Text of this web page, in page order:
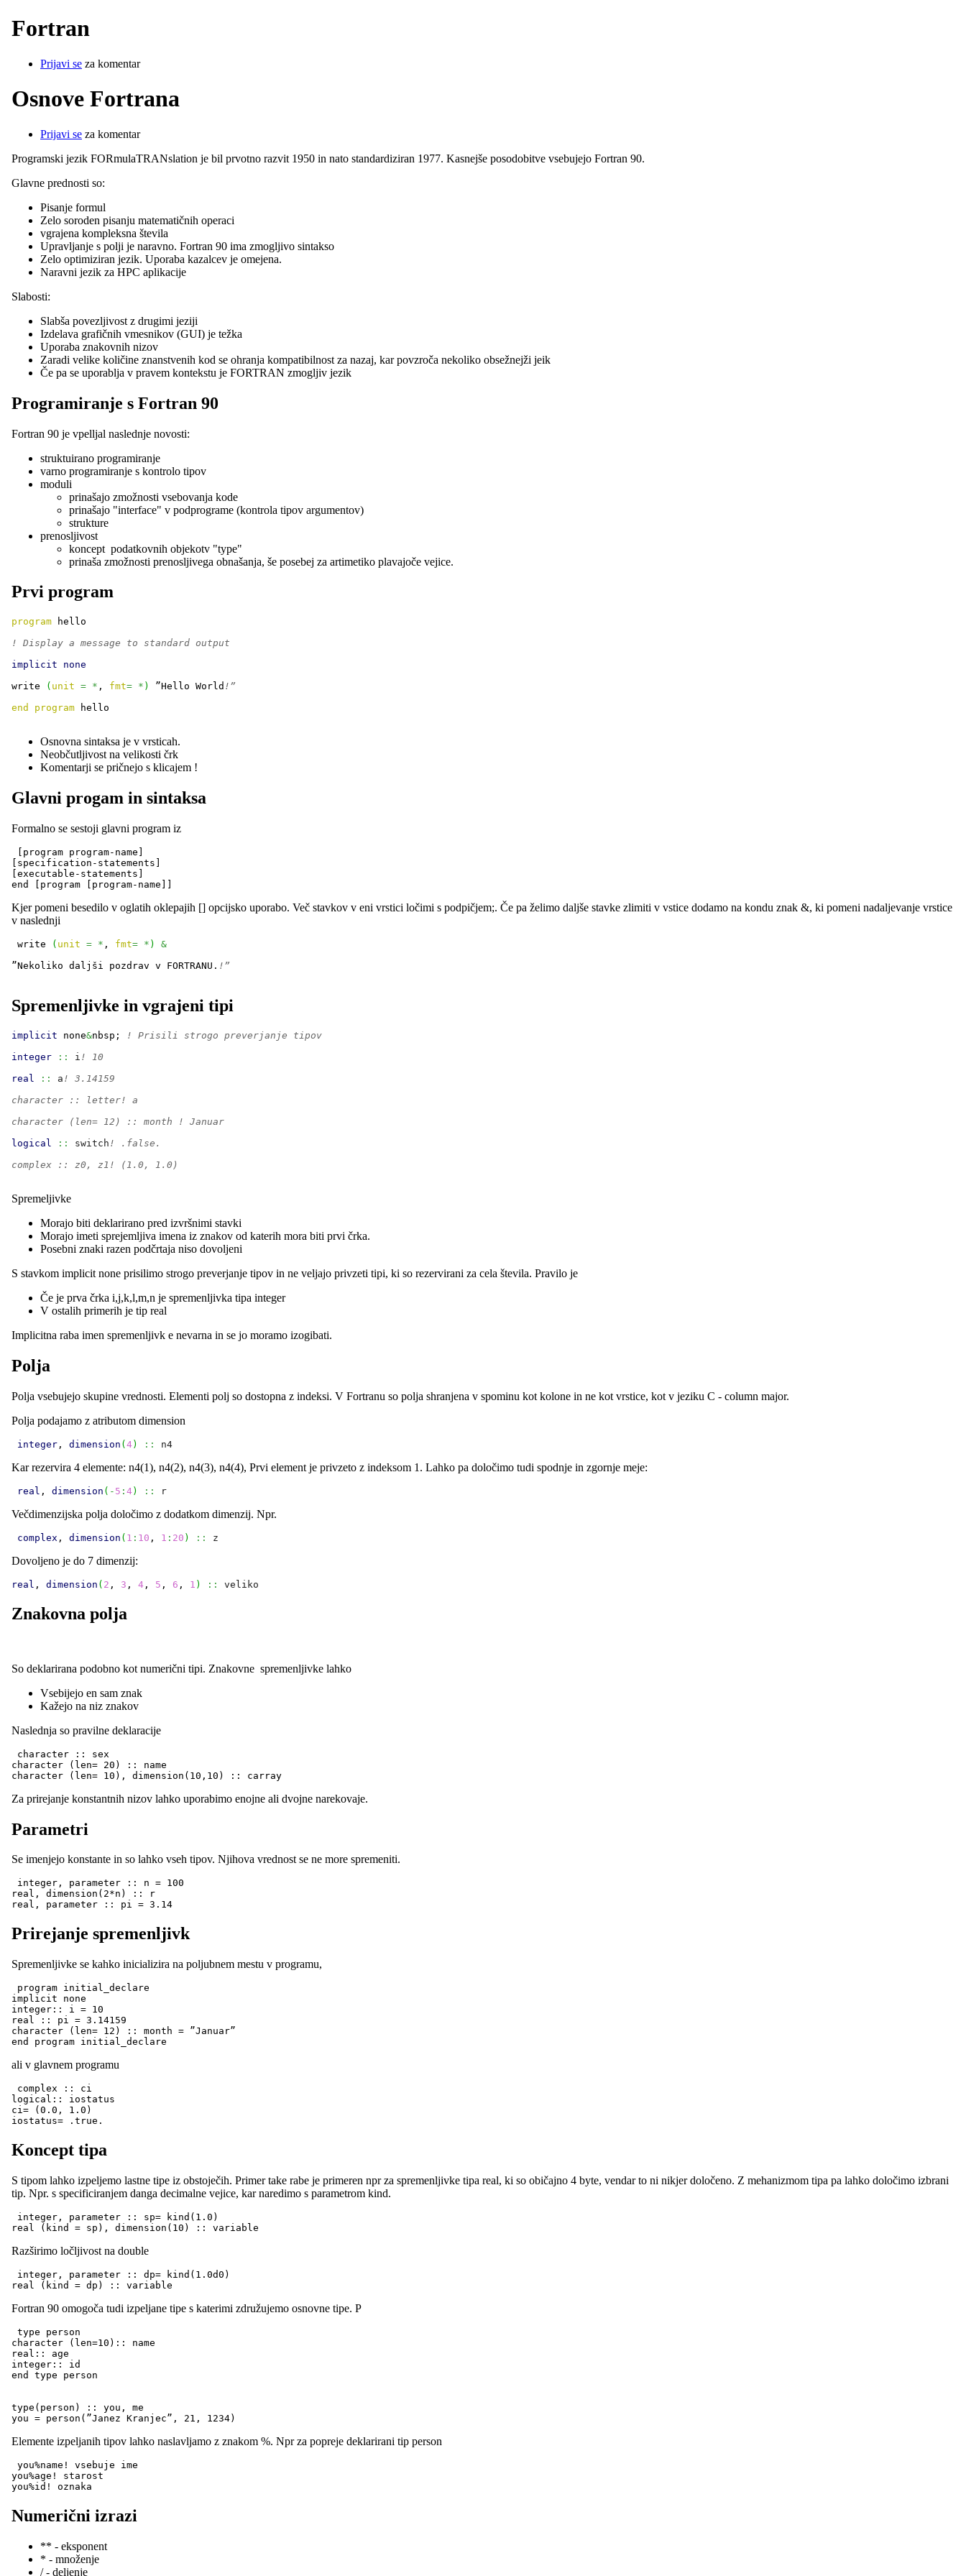
Fortran
Prijavi se za komentar
Osnove Fortrana
Prijavi se za komentar
Programski jezik FORmulaTRANslation je bil prvotno razvit 1950 in nato standardiziran 1977. Kasnejše posodobitve vsebujejo Fortran 90.
Glavne prednosti so:
Pisanje formul
Zelo soroden pisanju matematičnih operaci
vgrajena kompleksna števila
Upravljanje s polji je naravno. Fortran 90 ima zmogljivo sintakso
Zelo optimiziran jezik. Uporaba kazalcev je omejena.
Naravni jezik za HPC aplikacije
Slabosti:
Slabša povezljivost z drugimi jeziji
Izdelava grafičnih vmesnikov (GUI) je težka
Uporaba znakovnih nizov
Zaradi velike količine znanstvenih kod se ohranja kompatibilnost za nazaj, kar povzroča nekoliko obsežnejži jeik
Če pa se uporablja v pravem kontekstu je FORTRAN zmogljiv jezik
Programiranje s Fortran 90
Fortran 90 je vpelljal naslednje novosti:
struktuirano programiranje
varno programiranje s kontrolo tipov
moduli
prinašajo zmožnosti vsebovanja kode
prinašajo "interface" v podprograme (kontrola tipov argumentov)
strukture
prenosljivost
koncept podatkovnih objekotv "type"
prinaša zmožnosti prenosljivega obnašanja, še posebej za artimetiko plavajoče vejice.
Prvi program
program hello
! Display a message to standard output
implicit
none
write
( unit = * , fmt= * ) ”Hello World !”
end
program hello
Osnovna sintaksa je v vrsticah.
Neobčutljivost na velikosti črk
Komentarji se pričnejo s klicajem !
Glavni progam in sintaksa
Formalno se sestoji glavni program iz
[program program-name]
[specification-statements]
[executable-statements]
end [program [program-name]]
Kjer pomeni besedilo v oglatih oklepajih [] opcijsko uporabo. Več stavkov v eni vrstici ločimi s podpičjem;. Če pa želimo daljše stavke zlimiti v vstice dodamo na kondu znak &, ki pomeni nadaljevanje vrstice
v naslednji
write ( unit = * , fmt= * )
&
”Nekoliko daljši pozdrav v FORTRANU. !”
Spremenljivke in vgrajeni tipi
implicit none&nbsp;
! Prisili strogo preverjanje tipov
integer
:: i ! 10
real
:: a ! 3.14159
character :: letter! a
character (len= 12) :: month ! Januar
logical
:: switch ! .false.
complex :: z0, z1! (1.0, 1.0)
Spremeljivke
Morajo biti deklarirano pred izvršnimi stavki
Morajo imeti sprejemljiva imena iz znakov od katerih mora biti prvi črka.
Posebni znaki razen podčrtaja niso dovoljeni
S stavkom implicit none prisilimo strogo preverjanje tipov in ne veljajo privzeti tipi, ki so rezervirani za cela števila. Pravilo je
Če je prva črka i,j,k,l,m,n je spremenljivka tipa integer
V ostalih primerih je tip real
Implicitna raba imen spremenljivk e nevarna in se jo moramo izogibati.
Polja
Polja vsebujejo skupine vrednosti. Elementi polj so dostopna z indeksi. V Fortranu so polja shranjena v spominu kot kolone in ne kot vrstice, kot v jeziku C - column major.
Polja podajamo z atributom dimension
integer , dimension ( 4) :: n4
Kar rezervira 4 elemente: n4(1), n4(2), n4(3), n4(4), Prvi element je privzeto z indeksom 1. Lahko pa določimo tudi spodnje in zgornje meje:
real , dimension ( - 5 : 4) :: r
Večdimenzijska polja določimo z dodatkom dimenzij. Npr.
complex , dimension ( 1 : 10 , 1 : 20 ) :: z
Dovoljeno je do 7 dimenzij:
real , dimension ( 2 , 3 , 4 , 5 , 6 , 1 ) :: veliko
Znakovna polja
So deklarirana podobno kot numerični tipi. Znakovne spremenljivke lahko
Vsebijejo en sam znak
Kažejo na niz znakov
Naslednja so pravilne deklaracije
character :: sex
character (len= 20) :: name
Za prirejanje konstantnih nizov lahko uporabimo enojne ali dvojne narekovaje.
Parametri
Se imenjejo konstante in so lahko vseh tipov. Njihova vrednost se ne more spremeniti.
integer, parameter :: n = 100
real, dimension(2*n) :: r
Prirejanje spremenljivk
Spremenljivke se kahko inicializira na poljubnem mestu v programu,
program initial_declare
implicit none
integer:: i = 10
real :: pi = 3.14159
character (len= 12) :: month = ”Januar”
ali v glavnem programu
complex :: ci
logical:: iostatus
ci= (0.0, 1.0)
Koncept tipa
S tipom lahko izpeljemo lastne tipe iz obstoječih. Primer take rabe je primeren npr za spremenljivke tipa real, ki so običajno 4 byte, vendar to ni nikjer določeno. Z mehanizmom tipa pa lahko določimo izbrani
tip. Npr. s specificiranjem danga decimalne vejice, kar naredimo s parametrom kind.
integer, parameter :: sp= kind(1.0)
Razširimo ločljivost na double
integer, parameter :: dp= kind(1.0d0)
Fortran 90 omogoča tudi izpeljane tipe s katerimi združujemo osnovne tipe. P
type person
character (len=10):: name
real:: age
integer:: id
end type person
type(person) :: you, me
Elemente izpeljanih tipov lahko naslavljamo z znakom %. Npr za popreje deklarirani tip person
you%name! vsebuje ime
you%age! starost
you%id! oznaka
Numerični izrazi
** - eksponent
* - množenje
/ - deljenje